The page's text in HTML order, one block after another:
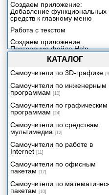
Создаем приложение:
Добавление функциональных
средств к главному меню
Работа с текстом
Создаем приложение:
Построение файла Help
Включение звука в ваше
Создаем приложение:
Добавление контента со
сведениями о продукции
Включение цифрового видео в
ваше приложение
Трехмерная графика
времени
Создаем приложение:
Видеопрезентация
Упаковка вашего проекта
КАТАЛОГ
Самоучители по 3D-графике [9]
Самоучители по инженерным
программам [10]
Самоучители по графическим
программам [24]
Самоучители по средствам
мультимедиа [12]
Самоучители по работе в
Internet [11]
Самоучители по офисным
пакетам [17]
Самоучители по
пакетам [10]